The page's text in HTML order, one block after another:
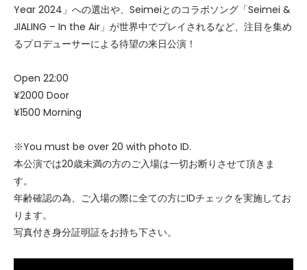
Year 2024」への選出や、Seimeiとのコラボソング「Seimei &
JIALING – In the Air」が世界中でプレイされるなど、注目を集め
るプロデューサーによる待望の来日公演！
Open 22:00
¥2000 Door
¥1500 Morning
※You must be over 20 with photo ID.
本公演では20歳未満の方のご入場は一切お断りさせて頂きま
す。
年齢確認の為、ご入場の際に全ての方にIDチェックを実施してお
ります。
写真付き身分証明証をお持ち下さい。